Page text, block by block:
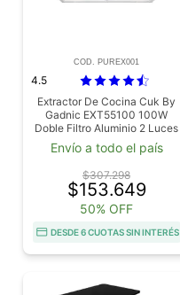
COD. PUREX001
4.5
Extractor De Cocina Cuk By
Gadnic EXT55100 100W
Doble Filtro Aluminio 2 Luces
LED
Envío a todo el país
$307.298
$153.649
50% OFF
DESDE 6 CUOTAS SIN INTERÉS